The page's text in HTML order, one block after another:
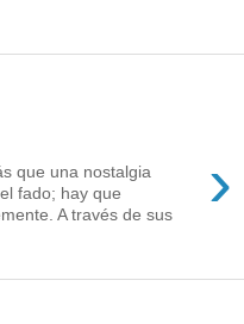
›
que una nostalgia
fado; hay que
A través de sus